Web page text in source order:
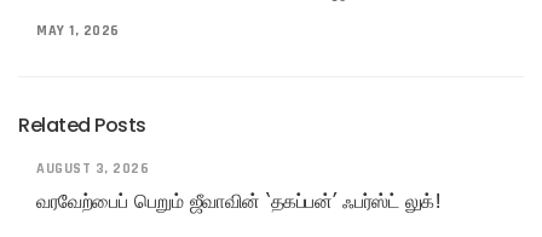
MAY 1, 2026
Related Posts
AUGUST 3, 2026
வரவேற்பைப் பெறும் ஜீவாவின் ‘தகப்பன்’ ஃபர்ஸ்ட் லுக்!